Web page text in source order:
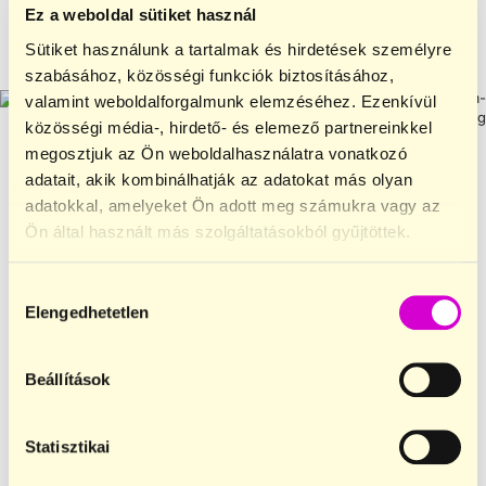
Ez a weboldal sütiket használ
Sütiket használunk a tartalmak és hirdetések személyre
szabásához, közösségi funkciók biztosításához,
valamint weboldalforgalmunk elemzéséhez. Ezenkívül
közösségi média-, hirdető- és elemező partnereinkkel
megosztjuk az Ön weboldalhasználatra vonatkozó
adatait, akik kombinálhatják az adatokat más olyan
adatokkal, amelyeket Ön adott meg számukra vagy az
Ön által használt más szolgáltatásokból gyűjtöttek.
kiválasztása
Elengedhetetlen
Beállítások
Statisztikai
Funkcionális termékek
Popcrop Pyramids High
784
Funkcionális termékek
Proteintartalmú termékek
Popcrop Pyramids
paradicsom-bazsalikom ízű
KOSÁRBA TESZEM